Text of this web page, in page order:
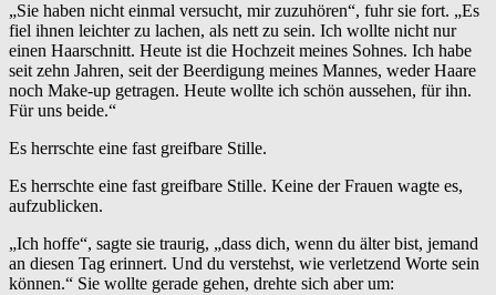
„Sie haben nicht einmal versucht, mir zuzuhören“, fuhr sie fort. „Es
fiel ihnen leichter zu lachen, als nett zu sein. Ich wollte nicht nur
einen Haarschnitt. Heute ist die Hochzeit meines Sohnes. Ich habe
seit zehn Jahren, seit der Beerdigung meines Mannes, weder Haare
noch Make-up getragen. Heute wollte ich schön aussehen, für ihn.
Für uns beide.“
Es herrschte eine fast greifbare Stille.
Es herrschte eine fast greifbare Stille. Keine der Frauen wagte es,
aufzublicken.
„Ich hoffe“, sagte sie traurig, „dass dich, wenn du älter bist, jemand
an diesen Tag erinnert. Und du verstehst, wie verletzend Worte sein
können.“ Sie wollte gerade gehen, drehte sich aber um: